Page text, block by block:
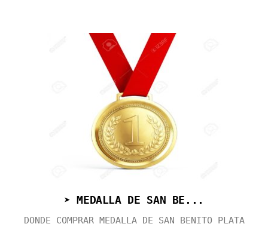
➤ MEDALLA DE SAN BE...
DONDE COMPRAR MEDALLA DE SAN BENITO PLATA